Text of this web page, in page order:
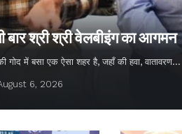
बार श्री श्री वेलबीइंग का आगमन
गोद में बसा एक ऐसा शहर है, जहाँ की हवा, वातावरण…
6, 2026